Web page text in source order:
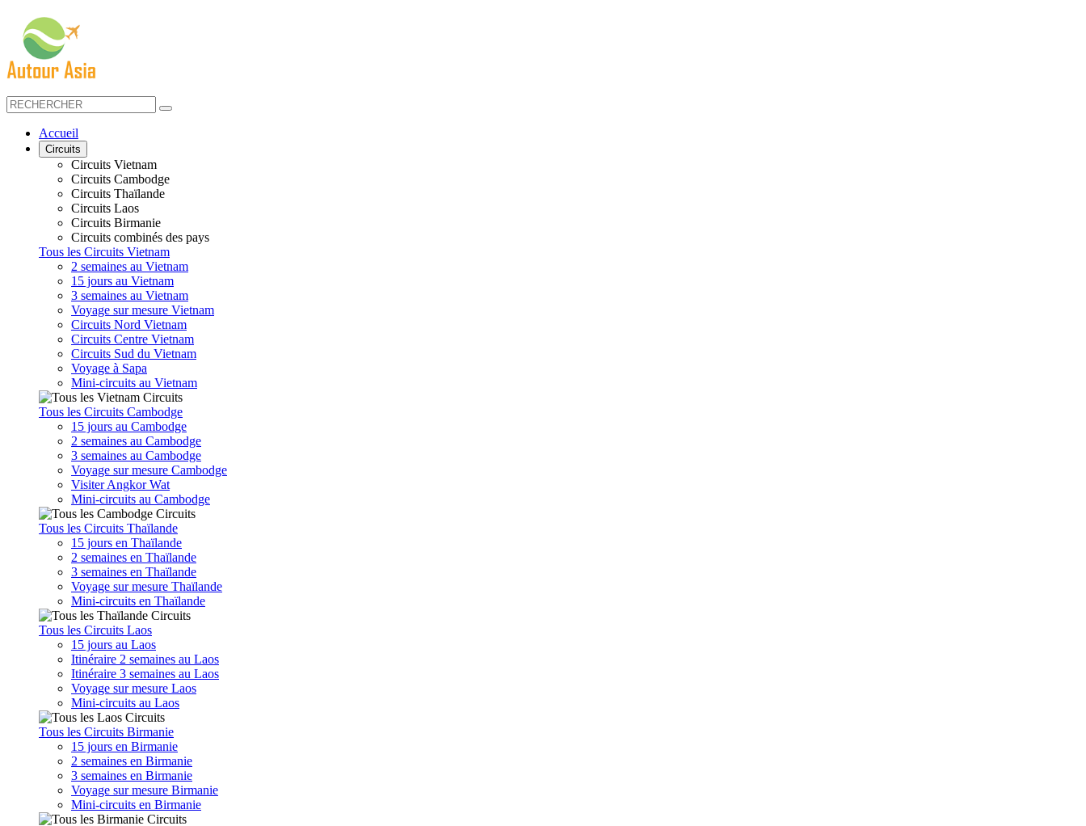
Accueil
Circuits
Circuits Vietnam
Circuits Cambodge
Circuits Thaïlande
Circuits Laos
Circuits Birmanie
Circuits combinés des pays
Tous les Circuits Vietnam
2 semaines au Vietnam
15 jours au Vietnam
3 semaines au Vietnam
Voyage sur mesure Vietnam
Circuits Nord Vietnam
Circuits Centre Vietnam
Circuits Sud du Vietnam
Voyage à Sapa
Mini-circuits au Vietnam
Tous les Circuits Cambodge
15 jours au Cambodge
2 semaines au Cambodge
3 semaines au Cambodge
Voyage sur mesure Cambodge
Visiter Angkor Wat
Mini-circuits au Cambodge
Tous les Circuits Thaïlande
15 jours en Thaïlande
2 semaines en Thaïlande
3 semaines en Thaïlande
Voyage sur mesure Thaïlande
Mini-circuits en Thaïlande
Tous les Circuits Laos
15 jours au Laos
Itinéraire 2 semaines au Laos
Itinéraire 3 semaines au Laos
Voyage sur mesure Laos
Mini-circuits au Laos
Tous les Circuits Birmanie
15 jours en Birmanie
2 semaines en Birmanie
3 semaines en Birmanie
Voyage sur mesure Birmanie
Mini-circuits en Birmanie